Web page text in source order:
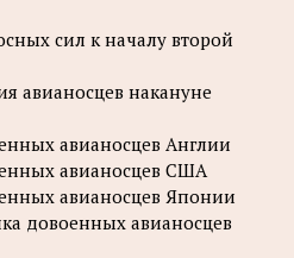
сил к началу второй
авианосцев накануне
авианосцев Англии
авианосцев США
авианосцев Японии
довоенных авианосцев